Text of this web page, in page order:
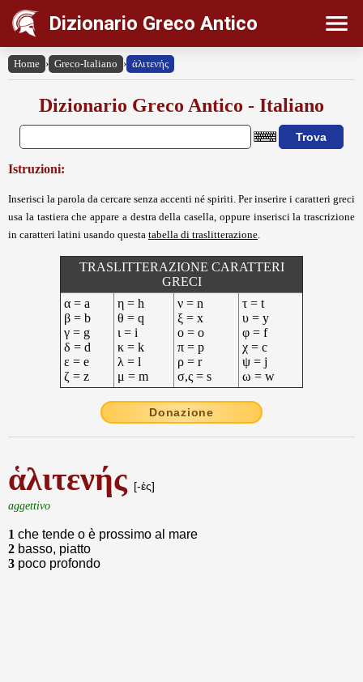
Dizionario Greco Antico
Home › Greco-Italiano › ἁλιτενής
Dizionario Greco Antico - Italiano
Istruzioni:
Inserisci la parola da cercare senza accenti né spiriti. Per inserire i caratteri greci
usa la tastiera che appare a destra della casella, oppure inserisci la trascrizione
in caratteri latini usando questa tabella di traslitterazione
TRASLITTERAZIONE CARATTERI
GRECI
α = a
β = b
γ = g
δ = d
ε = e
ζ = z
η = h
θ = q
ι = i
κ = k
λ = l
μ = m
ν = n
ξ = x
ο = o
π = p
ρ = r
σ,ς = s
τ = t
υ = y
φ = f
χ = c
ψ = j
ω = w
Donazione
ἁλιτενής [-ές]
aggettivo
1 che tende o è prossimo al mare
2 basso, piatto
3 poco profondo